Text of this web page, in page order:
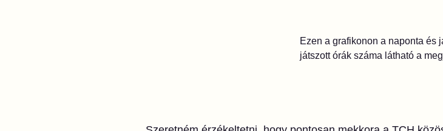
Ezen a grafikonon a naponta és
játszott órák száma látható a